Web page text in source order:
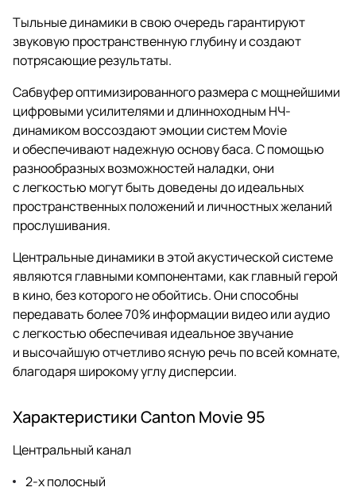
Тыльные динамики в свою очередь гарантируют
звуковую пространственную глубину и создают
потрясающие результаты.
Сабвуфер оптимизированного размера с мощнейшими
цифровыми усилителями и длинноходным НЧ-
динамиком воссоздают эмоции систем Movie
и обеспечивают надежную основу баса. С помощью
разнообразных возможностей наладки, они
с легкостью могут быть доведены до идеальных
пространственных положений и личностных желаний
прослушивания.
Центральные динамики в этой акустической системе
являются главными компонентами, как главный герой
в кино, без которого не обойтись. Они способны
передавать более 70% информации видео или аудио
с легкостью обеспечивая идеальное звучание
и высочайшую отчетливо ясную речь по всей комнате,
благодаря широкому углу дисперсии.
Характеристики Canton Movie 95
Центральный канал
2-х полосный